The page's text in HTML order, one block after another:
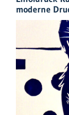
moderne